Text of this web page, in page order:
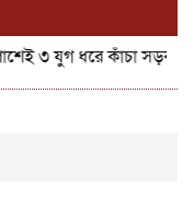
যুগ ধরে কাঁচা সড়ক,